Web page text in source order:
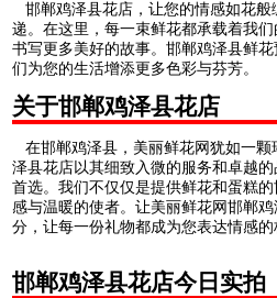
邯郸鸡泽县花店，让您的情感如花般
递。在这里，每一束鲜花都承载着我
书写更多美好的故事。邯郸鸡泽县鲜
们为您的生活增添更多色彩与芬芳。
关于邯郸鸡泽县花店
在邯郸鸡泽县，美丽鲜花网犹如一颗
泽县花店以其细致入微的服务和卓越
首选。我们不仅仅是提供鲜花和蛋糕
感与温暖的使者。让美丽鲜花网邯郸
分，让每一份礼物都成为您表达情感的
邯郸鸡泽县花店今日实拍